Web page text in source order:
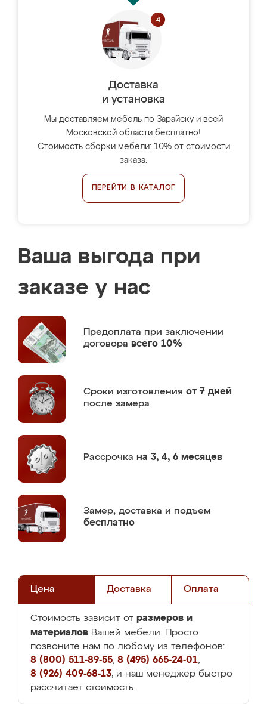
Доставка
и установка
Мы доставляем мебель по Зарайску и всей
Московской области бесплатно!
Стоимость сборки мебели: 10% от стоимости
заказа.
ПЕРЕЙТИ В КАТАЛОГ
Ваша выгода при
заказе у нас
Предоплата при заключении
договора всего 10%
Сроки изготовления от 7 дней
после замера
Рассрочка на 3, 4, 6 месяцев
Замер, доставка и подъем
бесплатно
Цена Доставка Оплата
Стоимость зависит от размеров и
материалов Вашей мебели. Просто
позвоните нам по любому из телефонов:
8 (800) 511-89-55, 8 (495) 665-24-01,
8 (926) 409-68-13, и наш менеджер быстро
рассчитает стоимость.